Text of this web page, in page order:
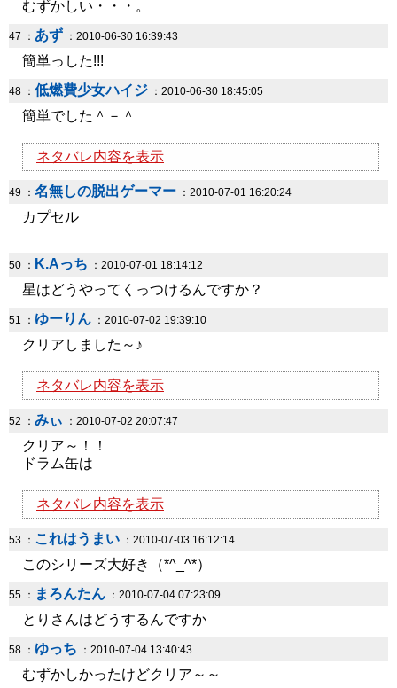
むずかしい・・・。
47 ： あず ：2010-06-30 16:39:43
簡単っした!!!
48 ： 低燃費少女ハイジ ：2010-06-30 18:45:05
簡単でした＾－＾
ネタバレ内容を表示
49 ： 名無しの脱出ゲーマー ：2010-07-01 16:20:24
カプセル
50 ： K.Aっち ：2010-07-01 18:14:12
星はどうやってくっつけるんですか？
51 ： ゆーりん ：2010-07-02 19:39:10
クリアしました～♪
ネタバレ内容を表示
52 ： みぃ ：2010-07-02 20:07:47
クリア～！！
ドラム缶は
ネタバレ内容を表示
53 ： これはうまい ：2010-07-03 16:12:14
このシリーズ大好き（*^_^*）
55 ： まろんたん ：2010-07-04 07:23:09
とりさんはどうするんですか
58 ： ゆっち ：2010-07-04 13:40:43
むずかしかったけどクリア～～